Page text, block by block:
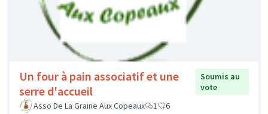
Un four à pain associatif et une
serre d'accueil
Soumis au
vote
Asso De La Graine Aux Copeaux
1 6